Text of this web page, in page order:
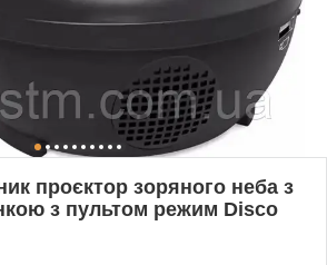
проєктор зоряного неба з
з пультом режим Disco